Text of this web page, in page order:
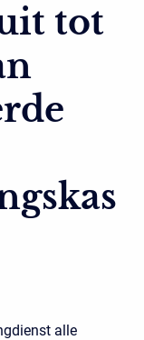
tot
alle